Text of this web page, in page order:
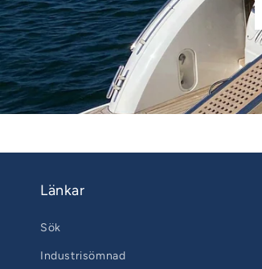
Länkar
Sök
Industrisömnad